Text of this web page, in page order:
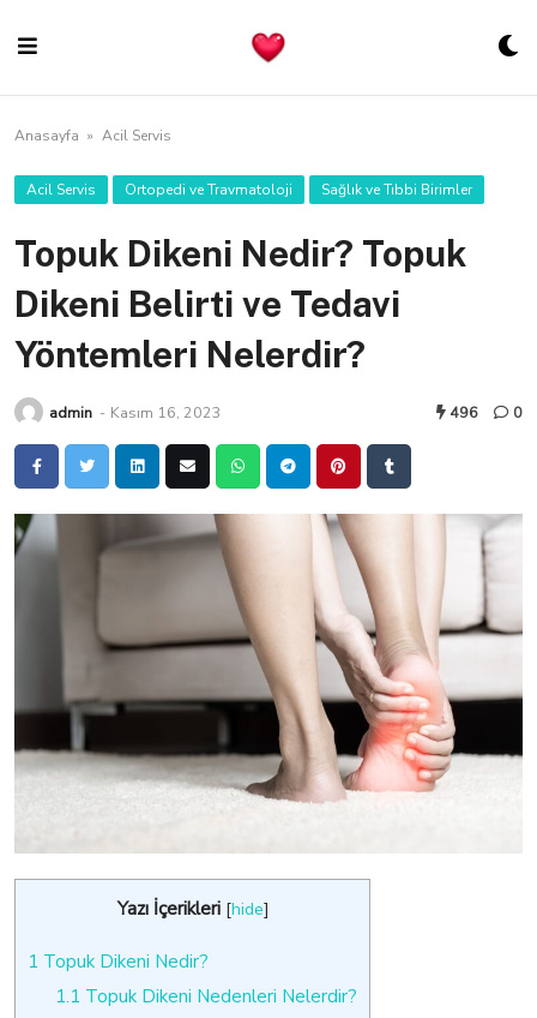
content
Anasayfa » Acil Servis
Acil Servis Ortopedi ve Travmatoloji Sağlık ve Tıbbi Birimler
Topuk Dikeni Nedir? Topuk
Dikeni Belirti ve Tedavi
Yöntemleri Nelerdir?
admin - Kasım 16, 2023 496 0
Yazı İçerikleri [hide]
1 Topuk Dikeni Nedir?
1.1 Topuk Dikeni Nedenleri Nelerdir?